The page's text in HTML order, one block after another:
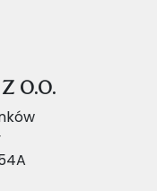
Z O.O.